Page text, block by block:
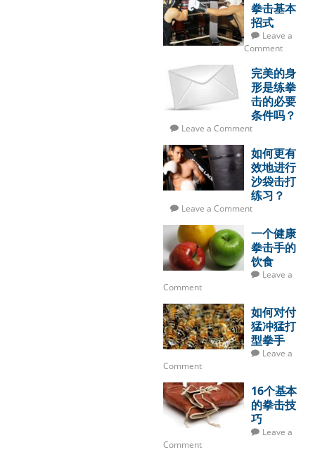
拳击基本
招式
Leave a
Comment
完美的身
形是练拳
击的必要
条件吗？
Leave a Comment
如何更有
效地进行
沙袋击打
练习？
Leave a Comment
一个健康
拳击手的
饮食
Leave a
Comment
如何对付
猛冲猛打
型拳手
Leave a
Comment
16个基本
的拳击技
巧
Leave a
Comment